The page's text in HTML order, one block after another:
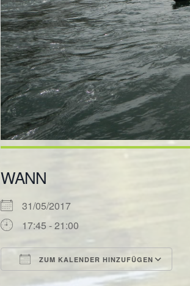
WANN
31/05/2017
17:45 - 21:00
ZUM KALENDER HINZUFÜGEN
ICS herunterladen